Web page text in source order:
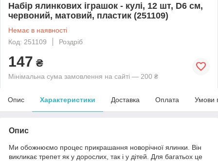
Набір ялинкових іграшок - кулі, 12 шт, D6 см,
червоний, матовий, пластик (251109)
Немає в наявності
Код: 251109
Роздріб
147 ₴
Мінімальна сума замовлення на сайті — 200 ₴
Опис Характеристики Доставка Оплата Умови
Опис
Ми обожнюємо процес прикрашання новорічної ялинки. Він
викликає трепет як у дорослих, так і у дітей. Для багатьох це